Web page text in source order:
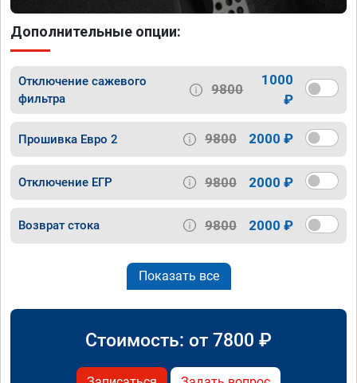
Дополнительные опции:
Отключение сажевого
фильтра
9800
1000
₽
Прошивка Евро 2 9800 2000 ₽
Отключение ЕГР 9800 2000 ₽
Возврат стока 9800 2000 ₽
Показать все
Стоимость: от 7800 ₽